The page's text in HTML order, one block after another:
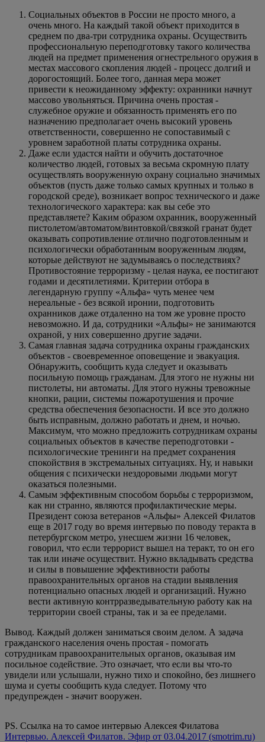
Социальных объектов в России не просто много, а
очень много. На каждый такой объект приходится в
среднем по два-три сотрудника охраны. Осуществить
профессиональную переподготовку такого количества
людей на предмет применения огнестрельного оружия в
местах массового скопления людей - процесс долгий и
дорогостоящий. Более того, данная мера может
привести к неожиданному эффекту: охранники начнут
массово увольняться. Причина очень простая -
служебное оружие и обязанность применять его по
назначению предполагает очень высокий уровень
ответственности, совершенно не сопоставимый с
уровнем заработной платы сотрудника охраны.
Даже если удастся найти и обучить достаточное
количество людей, готовых за весьма скромную плату
осуществлять вооруженную охрану социально значимых
объектов (пусть даже только самых крупных и только в
городской среде), возникает вопрос технического и даже
технологического характера: как вы себе это
представляете? Каким образом охранник, вооруженный
пистолетом/автоматом/винтовкой/связкой гранат будет
оказывать сопротивление отлично подготовленным и
психологически обработанным вооруженным людям,
которые действуют не задумываясь о последствиях?
Противостояние терроризму - целая наука, ее постигают
годами и десятилетиями. Критерии отбора в
легендарную группу «Альфа» чуть менее чем
нереальные - без всякой иронии, подготовить
охранников даже отдаленно на том же уровне просто
невозможно. И да, сотрудники «Альфы» не занимаются
охраной, у них совершенно другие задачи.
Самая главная задача сотрудника охраны гражданских
объектов - своевременное оповещение и эвакуация.
Обнаружить, сообщить куда следует и оказывать
посильную помощь гражданам. Для этого не нужны ни
пистолеты, ни автоматы. Для этого нужны тревожные
кнопки, рации, системы пожаротушения и прочие
средства обеспечения безопасности. И все это должно
быть исправным, должно работать и днем, и ночью.
Максимум, что можно предложить сотрудникам охраны
социальных объектов в качестве переподготовки -
психологические тренинги на предмет сохранения
спокойствия в экстремальных ситуациях. Ну, и навыки
общения с психически нездоровыми людьми могут
оказаться полезными.
Самым эффективным способом борьбы с терроризмом,
как ни странно, являются профилактические меры.
Президент союза ветеранов «Альфы» Алексей Филатов
еще в 2017 году во время интервью по поводу теракта в
петербургском метро, унесшем жизни 16 человек,
говорил, что если террорист вышел на теракт, то он его
так или иначе осуществит. Нужно вкладывать средства
и силы в повышение эффективности работы
правоохранительных органов на стадии выявления
потенциально опасных людей и организаций. Нужно
вести активную контрразведывательную работу как на
территории своей страны, так и за ее пределами.
Вывод. Каждый должен заниматься своим делом. А задача
гражданского населения очень простая - помогать
сотрудникам правоохранительных органов, оказывая им
посильное содействие. Это означает, что если вы что-то
увидели или услышали, нужно тихо и спокойно, без лишнего
шума и суеты сообщить куда следует. Потому что
предупрежден - значит вооружен.
PS. Ссылка на то самое интервью Алексея Филатова
Интервью. Алексей Филатов. Эфир от 03.04.2017 (smotrim.ru)